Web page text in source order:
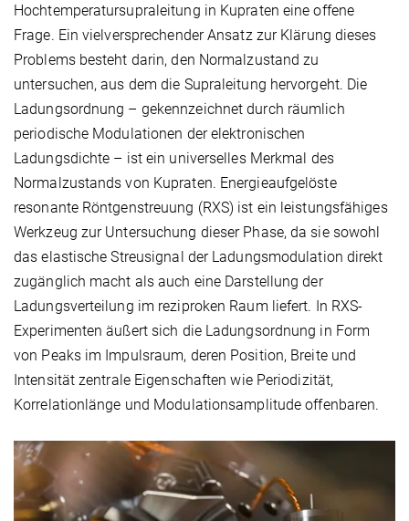
Hochtemperatursupraleitung in Kupraten eine offene
Frage. Ein vielversprechender Ansatz zur Klärung dieses
Problems besteht darin, den Normalzustand zu
untersuchen, aus dem die Supraleitung hervorgeht. Die
Ladungsordnung – gekennzeichnet durch räumlich
periodische Modulationen der elektronischen
Ladungsdichte – ist ein universelles Merkmal des
Normalzustands von Kupraten. Energieaufgelöste
resonante Röntgenstreuung (RXS) ist ein leistungsfähiges
Werkzeug zur Untersuchung dieser Phase, da sie sowohl
das elastische Streusignal der Ladungsmodulation direkt
zugänglich macht als auch eine Darstellung der
Ladungsverteilung im reziproken Raum liefert. In RXS-
Experimenten äußert sich die Ladungsordnung in Form
von Peaks im Impulsraum, deren Position, Breite und
Intensität zentrale Eigenschaften wie Periodizität,
Korrelationlänge und Modulationsamplitude offenbaren.